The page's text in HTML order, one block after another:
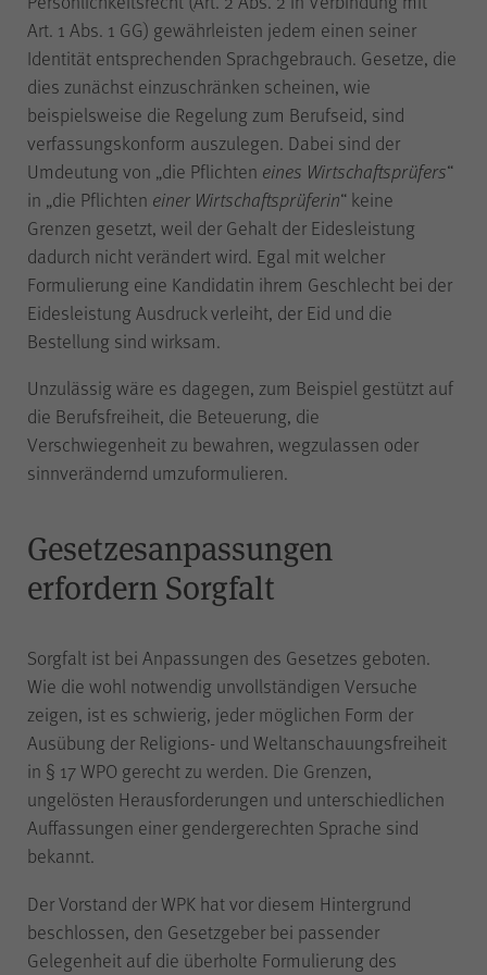
Art. 1 Abs. 1 GG) gewährleisten jedem einen seiner
Identität entsprechenden Sprachgebrauch. Gesetze, die
dies zunächst einzuschränken scheinen, wie
beispielsweise die Regelung zum Berufseid, sind
verfassungskonform auszulegen. Dabei sind der
Umdeutung von „die Pflichten eines Wirtschaftsprüfers“
in „die Pflichten einer Wirtschaftsprüferin“ keine
Grenzen gesetzt, weil der Gehalt der Eidesleistung
dadurch nicht verändert wird. Egal mit welcher
Formulierung eine Kandidatin ihrem Geschlecht bei der
Eidesleistung Ausdruck verleiht, der Eid und die
Bestellung sind wirksam.
Unzulässig wäre es dagegen, zum Beispiel gestützt auf
die Berufsfreiheit, die Beteuerung, die
Verschwiegenheit zu bewahren, wegzulassen oder
sinnverändernd umzuformulieren.
Gesetzesanpassungen
erfordern Sorgfalt
Sorgfalt ist bei Anpassungen des Gesetzes geboten.
Wie die wohl notwendig unvollständigen Versuche
zeigen, ist es schwierig, jeder möglichen Form der
Ausübung der Religions- und Weltanschauungsfreiheit
in § 17 WPO gerecht zu werden. Die Grenzen,
ungelösten Herausforderungen und unterschiedlichen
Auffassungen einer gendergerechten Sprache sind
bekannt.
Der Vorstand der WPK hat vor diesem Hintergrund
beschlossen, den Gesetzgeber bei passender
Gelegenheit auf die überholte Formulierung des
der Internetseite (WPK Börsen,
Shop sowie Veranstaltungen der
WPK).
Name cookie_optin
Anbieter WPK
Laufzeit 1 Jahr
Zweck
Speichern Ihrer bezüglich der
Cookies auf der Internetseite der
WPK getroffenen Auswahl.
Name piwik_ignore
Matomo
Laufzeit 2 Jahre
Zweck
Falls Sie auf der Seite
„Datenschutz“ unter „Matomo
(Besuchsstatistiken)“ der
anonymisierten Datenerhebung
ohne Cookies widersprechen,
wiederkehrenden Besucher
erkennen zu können, damit der
Widerspruch nicht bei jedem